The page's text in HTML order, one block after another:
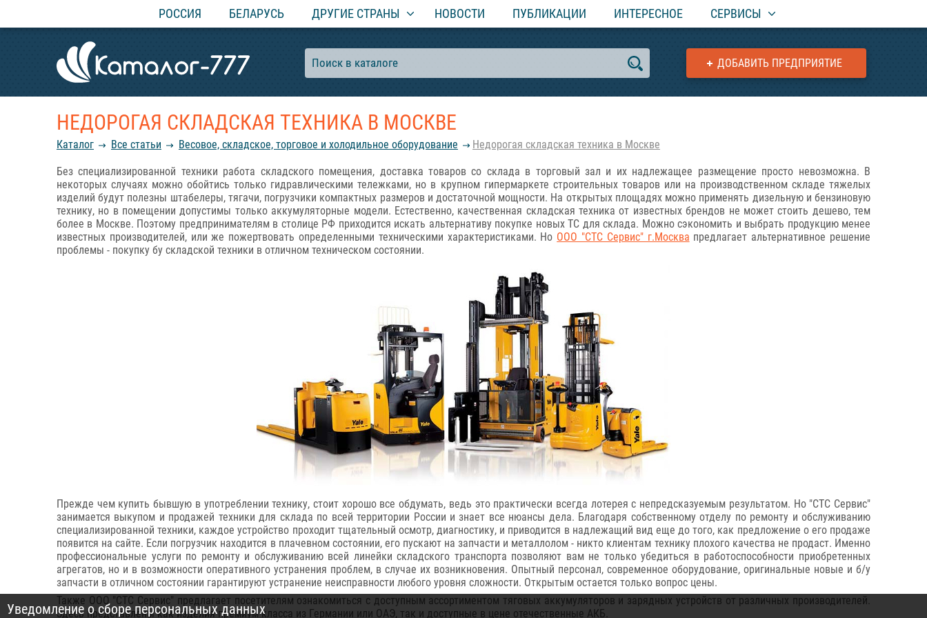
РОССИЯ БЕЛАРУСЬ ДРУГИЕ СТРАНЫ НОВОСТИ ПУБЛИКАЦИИ ИНТЕРЕСНОЕ СЕРВИСЫ
ДОБАВИТЬ ПРЕДПРИЯТИЕ
НЕДОРОГАЯ СКЛАДСКАЯ ТЕХНИКА В МОСКВЕ
Каталог Все статьи Весовое, складское, торговое и холодильное оборудование Недорогая складская техника в Москве
Без специализированной техники работа складского помещения, доставка товаров со склада в торговый зал и их надлежащее размещение просто невозможна. В
некоторых случаях можно обойтись только гидравлическими тележками, но в крупном гипермаркете строительных товаров или на производственном складе тяжелых
изделий будут полезны штабелеры, тягачи, погрузчики компактных размеров и достаточной мощности. На открытых площадях можно применять дизельную и бензиновую
технику, но в помещении допустимы только аккумуляторные модели. Естественно, качественная складская техника от известных брендов не может стоить дешево, тем
более в Москве. Поэтому предпринимателям в столице РФ приходится искать альтернативу покупке новых ТС для склада. Можно сэкономить и выбрать продукцию менее
известных производителей, или же пожертвовать определенными техническими характеристиками. Но ООО "СТС Сервис" г.Москва предлагает альтернативное решение
проблемы - покупку бу складской техники в отличном техническом состоянии.
Прежде чем купить бывшую в употреблении технику, стоит хорошо все обдумать, ведь это практически всегда лотерея с непредсказуемым результатом. Но "СТС Сервис"
занимается выкупом и продажей техники для склада по всей территории России и знает все нюансы дела. Благодаря собственному отделу по ремонту и обслуживанию
специализированной техники, каждое устройство проходит тщательный осмотр, диагностику, и приводится в надлежащий вид еще до того, как предложение о его продаже
появится на сайте. Если погрузчик находится в плачевном состоянии, его пускают на запчасти и металлолом - никто клиентам технику плохого качества не продаст. Именно
профессиональные услуги по ремонту и обслуживанию всей линейки складского транспорта позволяют вам не только убедиться в работоспособности приобретенных
агрегатов, но и в возможности оперативного устранения проблем, в случае их возникновения. Опытный персонал, современное оборудование, оригинальные новые и б/у
запчасти в отличном состоянии гарантируют устранение неисправности любого уровня сложности. Открытым остается только вопрос цены.
Также ООО "СТС Сервис" предлагает посетителям ознакомиться с доступным ассортиментом тяговых аккумуляторов и зарядных устройств от различных производителей.
Здесь представлены как изделия премиум класса из Германии или ОАЭ, так и доступные в цене отечественные АКБ.
Уведомление о сборе персональных данных